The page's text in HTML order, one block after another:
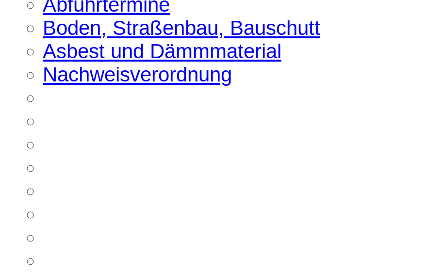
Abfuhrtermine
Boden, Straßenbau, Bauschutt
Asbest und Dämmmaterial
Nachweisverordnung